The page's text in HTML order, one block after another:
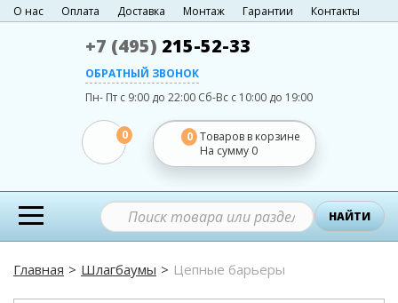
О нас Оплата Доставка Монтаж Гарантии Контакты
+7 (495) 215-52-33
ОБРАТНЫЙ ЗВОНОК
Пн- Пт с 9:00 до 22:00 Сб-Вс с 10:00 до 19:00
0 0 Товаров в корзине
На сумму 0
НАЙТИ
Главная Шлагбаумы Цепные барьеры